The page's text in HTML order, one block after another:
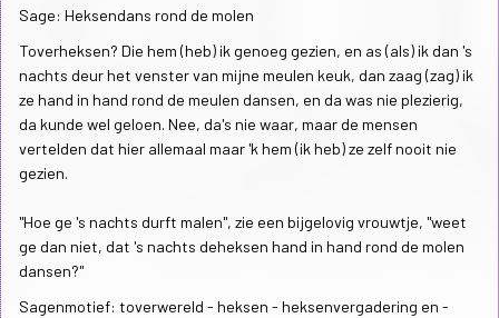
Sage: Heksendans rond de molen
Toverheksen? Die hem (heb) ik genoeg gezien, en as (als) ik dan 's
nachts deur het venster van mijne meulen keuk, dan zaag (zag) ik
ze hand in hand rond de meulen dansen, en da was nie plezierig,
da kunde wel geloen. Nee, da's nie waar, maar de mensen
vertelden dat hier allemaal maar 'k hem (ik heb) ze zelf nooit nie
gezien.
"Hoe ge 's nachts durft malen", zie een bijgelovig vrouwtje, "weet
ge dan niet, dat 's nachts deheksen hand in hand rond de molen
dansen?"
Sagenmotief: toverwereld - heksen - heksenvergadering en -